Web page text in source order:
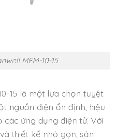
MFM-10-15
15 là một lựa chọn tuyệt
nguồn điện ổn định, hiệu
ứng dụng điện tử. Với
thiết kế nhỏ gọn, sản